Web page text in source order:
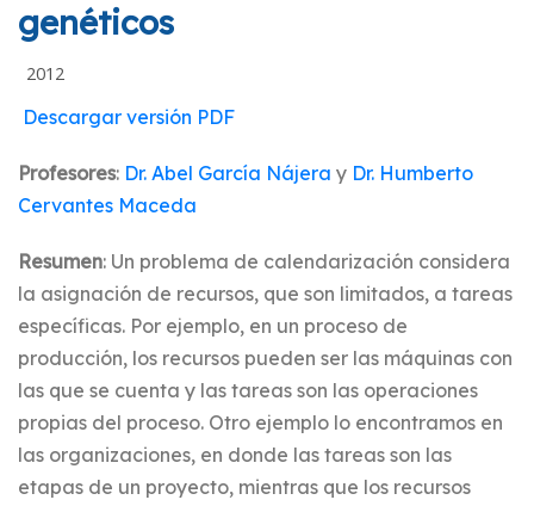
genéticos
2012
Descargar versión PDF
Profesores: Dr. Abel García Nájera y Dr. Humberto
Cervantes Maceda
Resumen: Un problema de calendarización considera
la asignación de recursos, que son limitados, a tareas
específicas. Por ejemplo, en un proceso de
producción, los recursos pueden ser las máquinas con
las que se cuenta y las tareas son las operaciones
propias del proceso. Otro ejemplo lo encontramos en
las organizaciones, en donde las tareas son las
etapas de un proyecto, mientras que los recursos